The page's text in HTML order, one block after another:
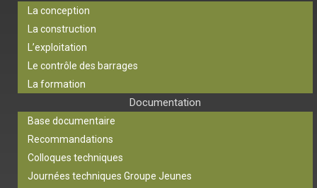
La conception
La construction
L’exploitation
Le contrôle des barrages
La formation
Documentation
Base documentaire
Recommandations
Colloques techniques
Journées techniques Groupe Jeunes